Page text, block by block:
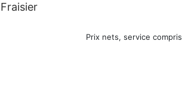
Fraisier
Prix nets, service compris